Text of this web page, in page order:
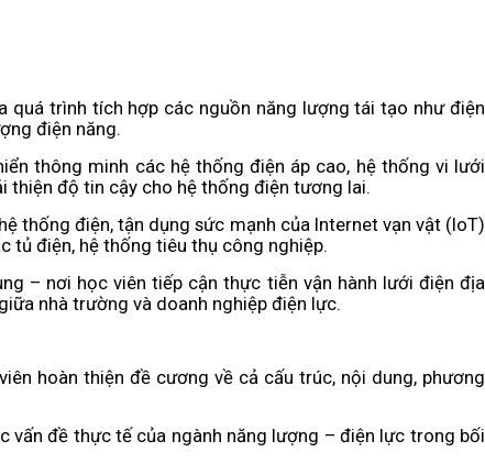
trình tích hợp các nguồn năng lượng tái tạo như điện
điện năng.
thông minh các hệ thống điện áp cao, hệ thống vi lưới
thiện độ tin cậy cho hệ thống điện tương lai.
thống điện, tận dụng sức mạnh của Internet vạn vật (IoT)
tủ điện, hệ thống tiêu thụ công nghiệp.
– nơi học viên tiếp cận thực tiễn vận hành lưới điện địa
nhà trường và doanh nghiệp điện lực.
hoàn thiện đề cương về cả cấu trúc, nội dung, phương
vấn đề thực tế của ngành năng lượng – điện lực trong bối